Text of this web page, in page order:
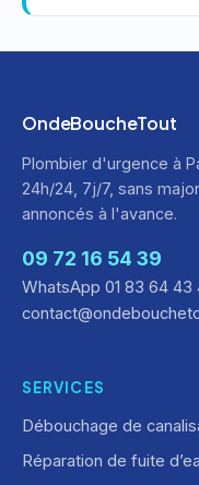
OndeBoucheTout
Plombier d'urgence à
24h/24, 7j/7, sans
annoncés à l'avance.
09 72 16 54 39
WhatsApp 01 83 64 43
SERVICES
Débouchage de
Réparation de fuite